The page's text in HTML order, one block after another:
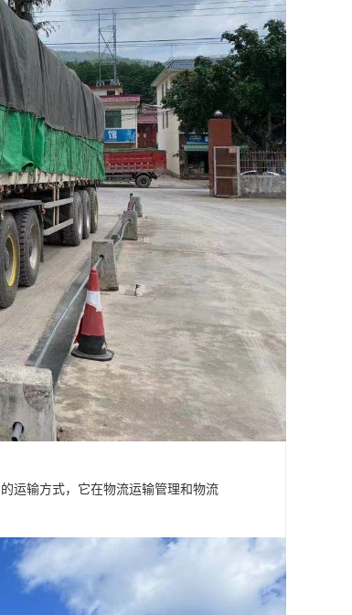
运输方式，它在物流运输管理和物流